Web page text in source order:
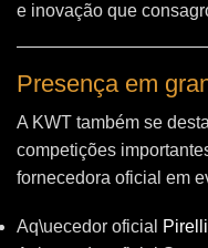
e inovação que
Presença em
A KWT também se
competições
fornecedora oficial em
Aq\uecedor oficial
Pirelli